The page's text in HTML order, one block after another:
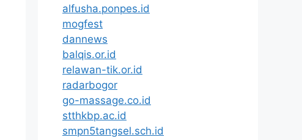
alfusha.ponpes.id
mogfest
dannews
balqis.or.id
relawan-tik.or.id
radarbogor
go-massage.co.id
stthkbp.ac.id
smpn5tangsel.sch.id